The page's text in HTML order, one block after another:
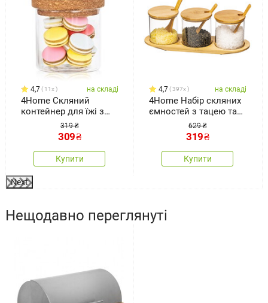
4,7 11x на складі
4Home Скляний
контейнер для їжі з
кришкою Cork, 450 мл
319 ₴
309₴
Купити
4,7 397x на складі
4Home Набір скляних
ємностей з тацею та
ложками Bamboo, 310
629 ₴
319₴
Купити
Next
Нещодавно переглянуті